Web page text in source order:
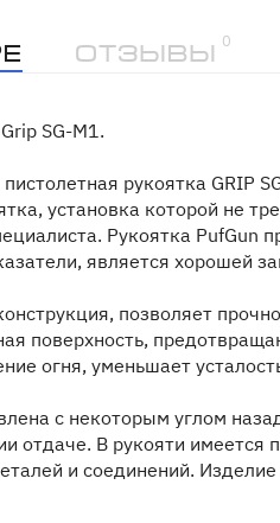
Отзывы
0
SG-M1.
рукоятка GRIP
установка которой не
Рукоятка PufGun
является хорошей
позволяет
поверхность,
огня, уменьшает
с некоторым углом
отдаче. В рукояти
и соединений.